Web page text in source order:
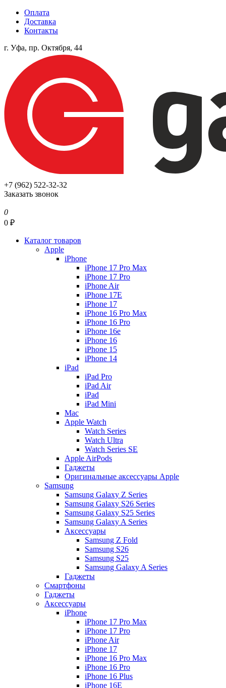
Оплата
Доставка
Контакты
г. Уфа, пр. Октября, 44
+7 (962) 522-32-32
Заказать звонок
0
0 ₽
Каталог товаров
Apple
iPhone
iPhone 17 Pro Max
iPhone 17 Pro
iPhone Air
iPhone 17E
iPhone 17
iPhone 16 Pro Max
iPhone 16 Pro
iPhone 16e
iPhone 16
iPhone 15
iPhone 14
iPad
iPad Pro
iPad Air
iPad
iPad Mini
Mac
Apple Watch
Watch Series
Watch Ultra
Watch Series SE
Apple AirPods
Гаджеты
Оригинальные аксессуары Apple
Samsung
Samsung Galaxy Z Series
Samsung Galaxy S26 Series
Samsung Galaxy S25 Series
Samsung Galaxy A Series
Аксессуары
Samsung Z Fold
Samsung S26
Samsung S25
Samsung Galaxy A Series
Гаджеты
Смартфоны
Гаджеты
Аксессуары
iPhone
iPhone 17 Pro Max
iPhone 17 Pro
iPhone Air
iPhone 17
iPhone 16 Pro Max
iPhone 16 Pro
iPhone 16 Plus
iPhone 16E